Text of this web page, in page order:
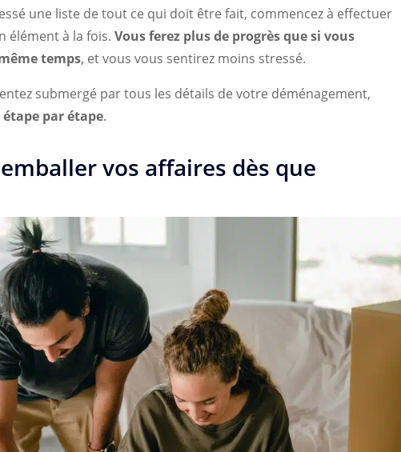
une liste de tout ce qui doit être fait, commencez à effectuer
élément à la fois. Vous ferez plus de progrès que si vous
temps, et vous vous sentirez moins stressé.
submergé par tous les détails de votre déménagement,
étape par étape.
vos affaires dès que